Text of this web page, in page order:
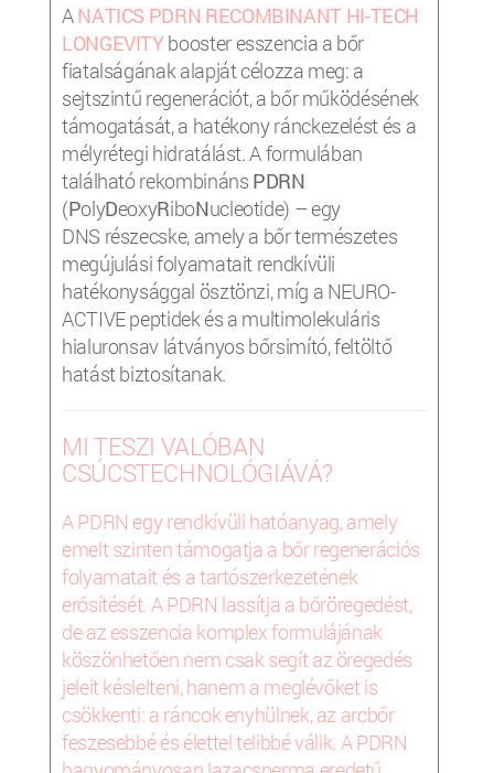
ANATICS PDRN RECOMBINANT HI-TECH
LONGEVITYbooster esszencia a bőr
fiatalságának alapját célozza meg: a
sejtszintű regenerációt, a bőr működésének
támogatását, a hatékony ránckezelést és a
mélyrétegi hidratálást. A formulában
található rekombináns PDRN
(PolyDeoxyRiboNucleotide) – egy
DNS részecske, amely a bőr természetes
megújulási folyamatait rendkívüli
hatékonysággal ösztönzi, míg a NEURO-
ACTIVE peptidek és a multimolekuláris
hialuronsav látványos bőrsimító, feltöltő
hatást biztosítanak.
MI TESZI VALÓBAN
CSÚCSTECHNOLÓGIÁVÁ?
A PDRN egy rendkívüli hatóanyag, amely
emelt szinten támogatja a bőr regenerációs
folyamatait és a tartószerkezetének
erősítését. A PDRN lassítja a bőröregedést,
de az esszencia komplex formulájának
köszönhetően nem csak segít az öregedés
jeleit késlelteni, hanem a meglévőket is
csökkenti: a ráncok enyhülnek, az arcbőr
feszesebbé és élettel telibbé válik. A PDRN